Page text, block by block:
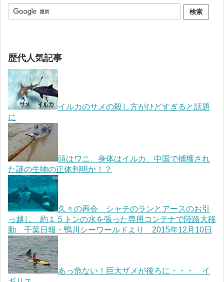
歴代人気記事
イルカのサメの殺し方がひどすぎると話題
に
頭はワニ、身体はイルカ、中国で捕獲され
た謎の生物の正体判明か！？
久々の再会 シャチのランとアースのお引
っ越し 約１５トンの水を張った専用コンテナで陸路大移
動 千葉日報・鴨川シーワールドより 2015年12月10日
あっ危ない！巨大ザメが後ろに・・・ イ